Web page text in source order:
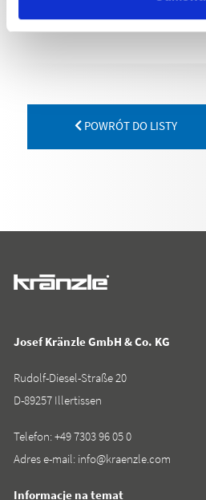
POWRÓT DO LISTY
Josef Kränzle GmbH & Co. KG
Rudolf-Diesel-Straße 20
D-89257 Illertissen
Telefon:+49 7303 96 05 0
Adres e-mail: info@kraenzle.com
Informacje na temat